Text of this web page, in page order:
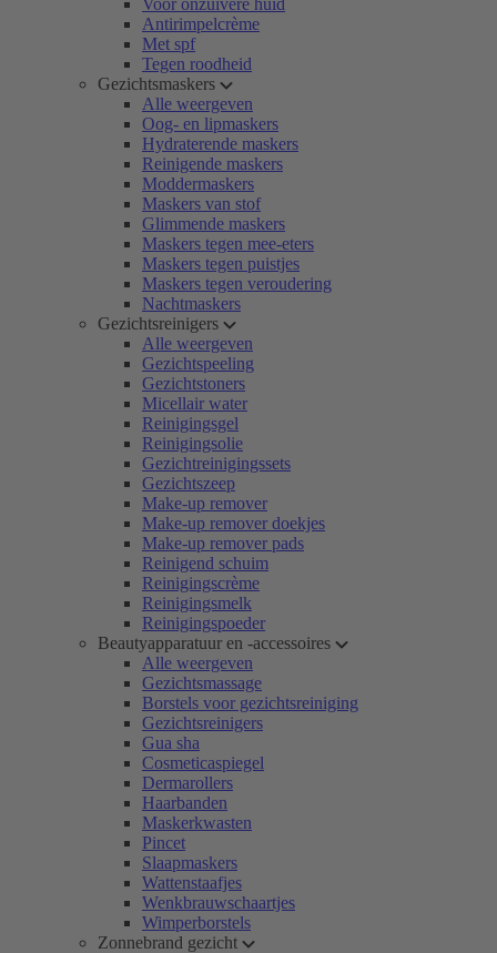
Voor onzuivere huid
Antirimpelcrème
Met spf
Tegen roodheid
Gezichtsmaskers
Alle weergeven
Oog- en lipmaskers
Hydraterende maskers
Reinigende maskers
Moddermaskers
Maskers van stof
Glimmende maskers
Maskers tegen mee-eters
Maskers tegen puistjes
Maskers tegen veroudering
Nachtmaskers
Gezichtsreinigers
Alle weergeven
Gezichtspeeling
Gezichtstoners
Micellair water
Reinigingsgel
Reinigingsolie
Gezichtreinigingssets
Gezichtszeep
Make-up remover
Make-up remover doekjes
Make-up remover pads
Reinigend schuim
Reinigingscrème
Reinigingsmelk
Reinigingspoeder
Beautyapparatuur en -accessoires
Alle weergeven
Gezichtsmassage
Borstels voor gezichtsreiniging
Gezichtsreinigers
Gua sha
Cosmeticaspiegel
Dermarollers
Haarbanden
Maskerkwasten
Pincet
Slaapmaskers
Wattenstaafjes
Wenkbrauwschaartjes
Wimperborstels
Zonnebrand gezicht